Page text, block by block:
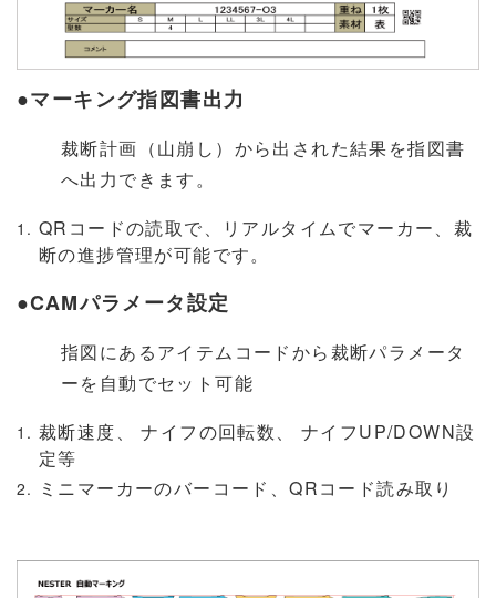
●マーキング指図書出力
裁断計画（山崩し）から出された結果を指図書
へ出力できます。
QRコードの読取で、リアルタイムでマーカー、裁
断の進捗管理が可能です。
●CAMパラメータ設定
指図にあるアイテムコードから裁断パラメータ
ーを自動でセット可能
裁断速度、 ナイフの回転数、 ナイフUP/DOWN設
定等
ミニマーカーのバーコード、QRコード読み取り